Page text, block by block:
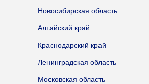
Новосибирская область
Алтайский край
Краснодарский край
Ленинградская область
Московская область